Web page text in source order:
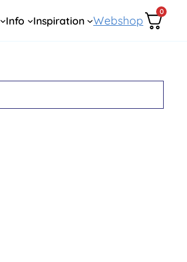
Info Inspiration Webshop
0